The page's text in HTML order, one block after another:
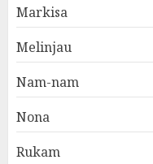
Markisa
Melinjau
Nam-nam
Nona
Rukam